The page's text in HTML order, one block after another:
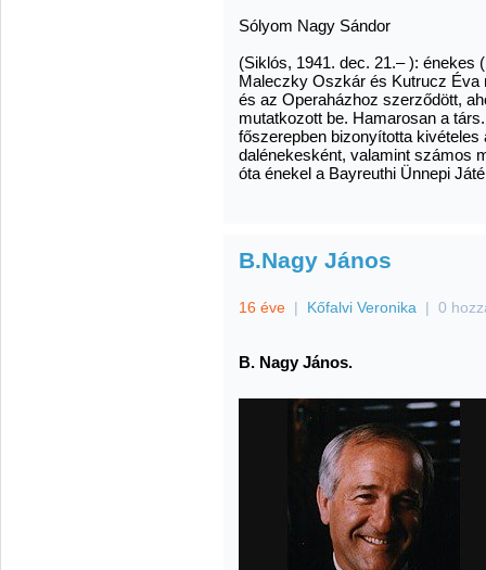
Sólyom Nagy Sándor
(Siklós, 1941. dec. 21.– ): énekes
Maleczky Oszkár és Kutrucz Éva
és az Operaházhoz szerződött,
mutatkozott be. Hamarosan a
főszerepben bizonyította
dalénekesként, valamint számos
óta énekel a Bayreuthi Ünnepi
B.Nagy János
16 éve | Kőfalvi Veronika | 0
B. Nagy János.